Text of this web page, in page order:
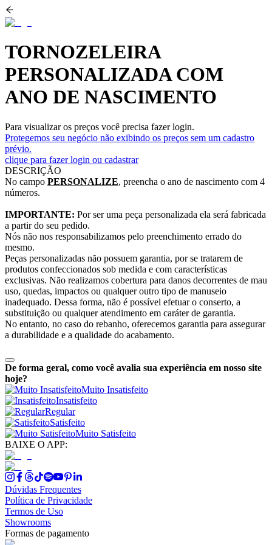
TORNOZELEIRA
PERSONALIZADA COM
ANO DE NASCIMENTO
Para visualizar os preços você precisa fazer login.
Protegemos seu negócio não exibindo os preços sem um cadastro
prévio.
clique para fazer login ou cadastrar
DESCRIÇÃO
No campo PERSONALIZE, preencha o ano de nascimento com 4
números.
IMPORTANTE: Por ser uma peça personalizada ela será fabricada
a partir do seu pedido.
Nós não nos responsabilizamos pelo preenchimento errado do
mesmo.
Peças personalizadas não possuem garantia, por se tratarem de
produtos confeccionados sob medida e com características
exclusivas. Não realizamos cobertura para danos decorrentes de mau
uso, quedas, impactos ou qualquer outro tipo de manuseio
inadequado. Dessa forma, não é possível efetuar o conserto, a
substituição ou qualquer atendimento em caráter de garantia.
No entanto, no caso do rebanho, oferecemos garantia para assegurar
a durabilidade e a qualidade do acabamento.
De forma geral, como você avalia sua experiência em nosso site
hoje?
Muito Insatisfeito
Insatisfeito
Regular
Satisfeito
Muito Satisfeito
BAIXE O APP:
Dúvidas Frequentes
Política de Privacidade
Termos de Uso
Showrooms
Formas de pagamento